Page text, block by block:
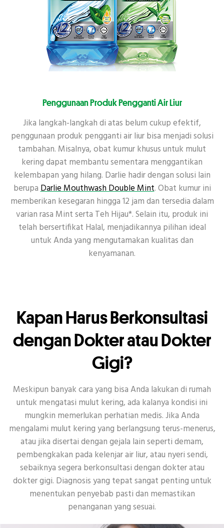
Penggunaan Produk Pengganti Air Liur
Jika langkah-langkah di atas belum cukup efektif,
penggunaan produk pengganti air liur bisa menjadi solusi
tambahan. Misalnya, obat kumur khusus untuk mulut
kering dapat membantu sementara menggantikan
kelembapan yang hilang. Darlie hadir dengan solusi lain
berupaDarlie Mouthwash Double Mint. Obat kumur ini
memberikan kesegaran hingga 12 jam dan tersedia dalam
varian rasa Mint serta Teh Hijau*. Selain itu, produk ini
telah bersertifikat Halal, menjadikannya pilihan ideal
untuk Anda yang mengutamakan kualitas dan
kenyamanan.
Kapan Harus Berkonsultasi
dengan Dokter atau Dokter
Gigi?
Meskipun banyak cara yang bisa Anda lakukan di rumah
untuk mengatasi mulut kering, ada kalanya kondisi ini
mungkin memerlukan perhatian medis. Jika Anda
mengalami mulut kering yang berlangsung terus-menerus,
atau jika disertai dengan gejala lain seperti demam,
pembengkakan pada kelenjar air liur, atau nyeri sendi,
sebaiknya segera berkonsultasi dengan dokter atau
dokter gigi. Diagnosis yang tepat sangat penting untuk
menentukan penyebab pasti dan memastikan
penanganan yang sesuai.